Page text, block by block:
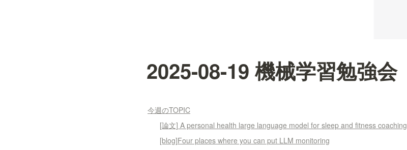
2025-08-19 機械学習勉強会
今週のTOPIC
[論文] A personal health large language model for sleep and fitness coaching
[blog]Four places where you can put LLM monitoring